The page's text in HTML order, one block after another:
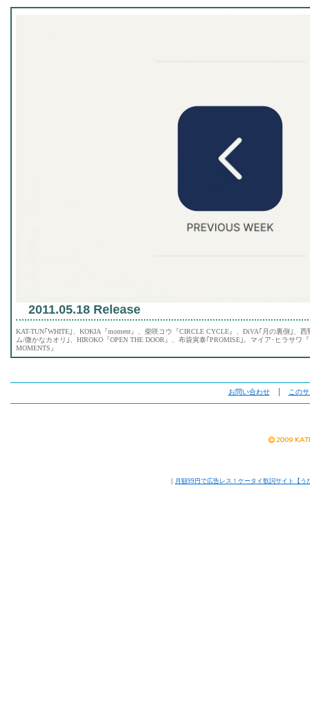
2011.05.18 Release
KAT-TUN｢WHITE｣、KOKIA『moment』、柴咲コウ『CIRCLE CYCLE』、DiVA｢月の裏側｣、西
ム/微かなカオリ｣、HIROKO『OPEN THE DOOR』、布袋寅泰｢PROMISE｣、マイア･ヒラサワ
MOMENTS』
お問い合わせ│ この
｜ 月額99円で広告レス！ケータイ歌詞サイト【う